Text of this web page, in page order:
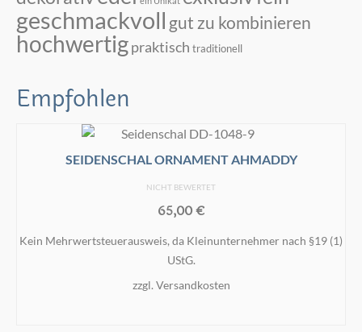
geschmackvoll gut zu kombinieren
hochwertigpraktisch traditionell
Empfohlen
SEIDENSCHAL ORNAMENT AHMADDY
NICHT BEWERTET
65,00€
Kein Mehrwertsteuerausweis, da Kleinunternehmer nach §19 (1)
UStG.
zzgl.Versandkosten